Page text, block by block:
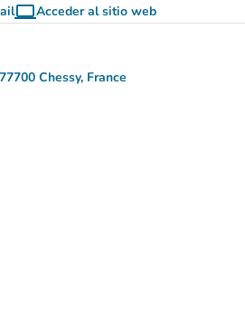
computerAcceder al sitio web
(nueva pestaña)
Chessy, France
en Google Maps)
pestaña)